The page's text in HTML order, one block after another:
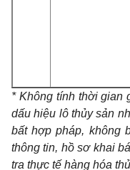
* Không tính thời gian
dấu hiệu lô thủy sản
bất hợp pháp, không
thông tin, hồ sơ khai
tra thực tế hàng hóa